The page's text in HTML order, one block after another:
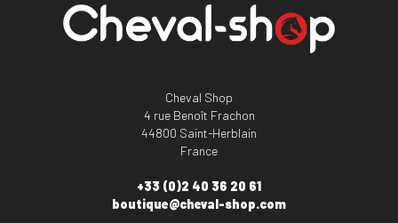
Cheval Shop
4 rue Benoît Frachon
44800 Saint-Herblain
France
+33 (0)2 40 36 20 61
boutique@cheval-shop.com